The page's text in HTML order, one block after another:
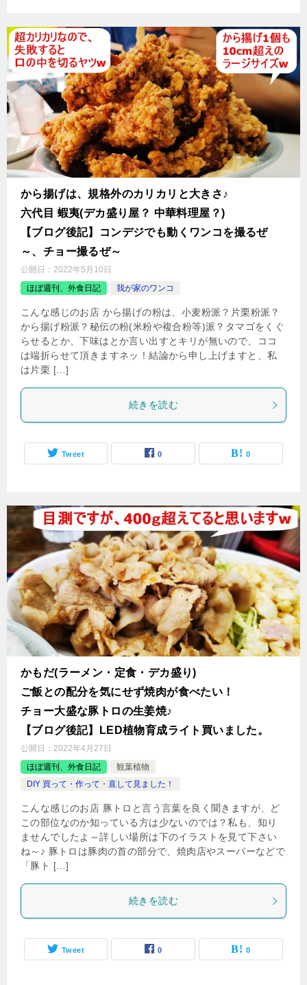
から揚げは、規格外のカリカリと大きさ♪
六代目 蝦夷(デカ盛り屋？ 中華料理屋？)
【ブログ後記】コンデジでも動くワンコを撮るぜ
～、チョー撮るぜ～
公開日： 2022年5月10日
ほぼ週刊、外食日記
我が家のワンコ
こんな感じのお店 から揚げの粉は、小麦粉派？片栗粉派？
から揚げ粉派？秘伝の粉(米粉や複合粉等)派？タマゴをくぐ
らせるとか、下味はとか言い出すとキリが無いので、ココ
は端折らせて頂きますネッ！結論から申し上げますと、私
は片栗 […]
続きを読む
Tweet 0 0
かもだ(ラーメン・定食・デカ盛り)
ご飯との配分を気にせず焼肉が食べたい！
チョー大盛な豚トロの生姜焼♪
【ブログ後記】LED植物育成ライト買いました。
公開日： 2022年4月27日
ほぼ週刊、外食日記
観葉植物
DIY 買って・作って・直して見ました！
こんな感じのお店 豚トロと言う言葉を良く聞きますが、ど
この部位なのか知っている方は少ないのでは？私も、知り
ませんでしたよ～詳しい場所は下のイラストを見て下さい
ね～♪ 豚トロは豚肉の首の部分で、焼肉店やスーパーなどで
「豚ト […]
続きを読む
Tweet 0 0